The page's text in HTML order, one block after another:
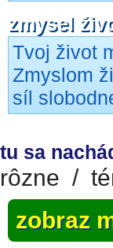
zmysel
Tvoj život
Zmyslom
síl
tu sa
rôzne /
zobraz